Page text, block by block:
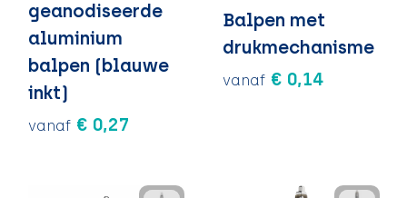
geanodiseerde
aluminium
balpen (blauwe
inkt)
vanaf € 0,27
Balpen met
drukmechanisme
vanaf € 0,14